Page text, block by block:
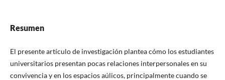
Resumen
El presente artículo de investigación plantea cómo los estudiantes
universitarios presentan pocas relaciones interpersonales en su
convivencia y en los espacios aúlicos, principalmente cuando se